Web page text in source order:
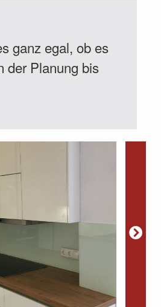
ganz egal, ob es
der Planung bis